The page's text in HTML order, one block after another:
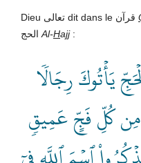
Dieu تعالى dit dans le قرآن
Al-Hajj:
يَأۡتُوكَ رِجَالٗا
مِن كُلِّ فَجٍّ عَمِيقٖ